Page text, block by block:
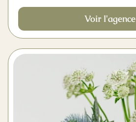
Voir l'agence